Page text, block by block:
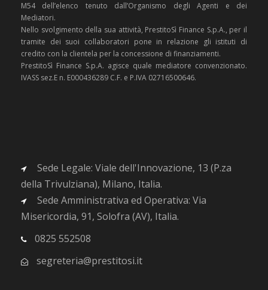
M54 dell’elenco tenuto dall’Organismo degli Agenti e dei
Mediatori.
Nello svolgimento della sua attività, PrestitoSì Finance S.p.A., per il
tramite dei suoi collaboratori pone in relazione gli istituti di
credito con la clientela per la concessione di finanziamenti.
PrestitoSì Finance S.p.A. agisce quale mediatore convenzionato.
IVASS sez.E n. E000436289 C.F. e P.IVA 02716500646.
Sede Legale: Viale dell'Innovazione, 13 (P.za
della Trivulziana), Milano, Italia.
Sede Amministrativa ed Operativa: Via
Misericordia, 91, Solofra (AV), Italia.
0825 552508
segreteria@prestitosi.it